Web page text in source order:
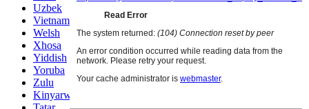
Uzbek
Vietnamese
Welsh
Xhosa
Yiddish
Yoruba
Zulu
Kinyarwanda